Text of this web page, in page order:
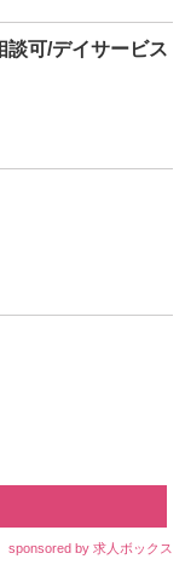
談可/デイサービス
sponsored by 求人ボックス